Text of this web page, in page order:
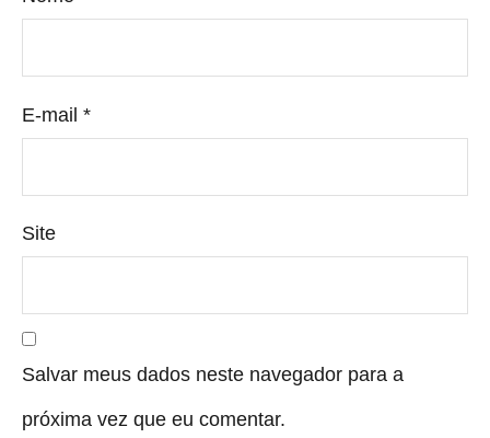
E-mail *
Site
Salvar meus dados neste navegador para a
próxima vez que eu comentar.